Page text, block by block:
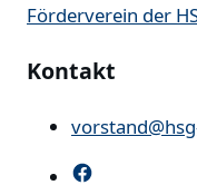
Förderverein der
Kontakt